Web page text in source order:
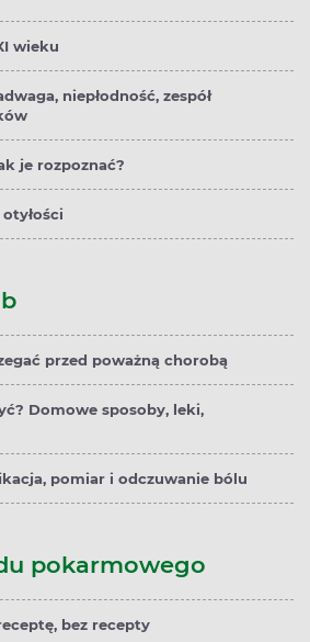
wieku
niepłodność, zespół
je rozpoznać?
przed poważną chorobą
Domowe sposoby, leki,
pomiar i odczuwanie bólu
pokarmowego
bez recepty